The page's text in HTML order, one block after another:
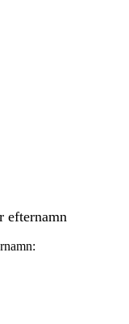
efternamn